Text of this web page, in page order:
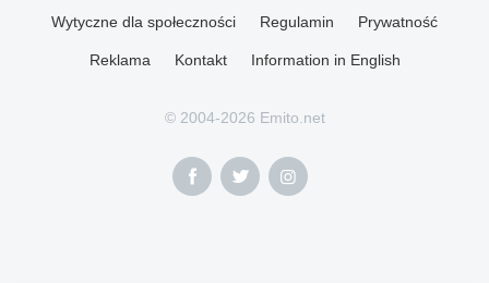
Wytyczne dla społeczności Regulamin Prywatność
Reklama Kontakt Information in English
© 2004-2026 Emito.net